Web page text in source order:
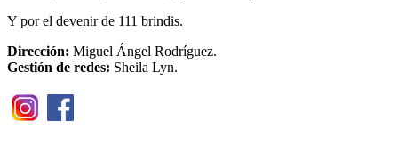
Y por el devenir de 111 brindis.
Dirección: Miguel Ángel Rodríguez.
Gestión de redes: Sheila Lyn.